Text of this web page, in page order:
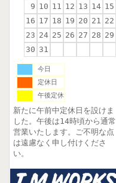
9 10 11 12 13 14 15
16 17 18 19 20 21 22
23 24 25 26 27 28 29
30 31
今日
定休日
午後定休
新たに午前中定休日を設けま
した。午後は14時頃から通常
営業いたします。ご不明な点
は遠慮なく申し付けくださ
い。